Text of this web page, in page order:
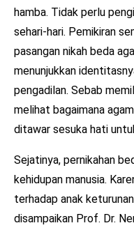
hamba. Tidak perlu
sehari-hari. Pemikiran
pasangan nikah beda
menunjukkan
pengadilan. Sebab
melihat bagaimana
ditawar sesuka hati
Sejatinya, pernikahan
kehidupan manusia.
terhadap anak
disampaikan Prof. Dr.